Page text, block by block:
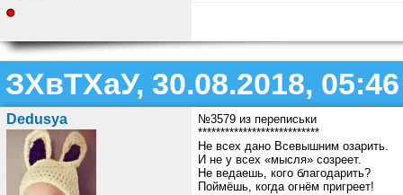
ЗХвТХаУ, 30.08.2018, 05:46
Dedusya
№3579 из переписьки
***************************
Не всех дано Всевышним озарить.
И не у всех «мысля» созреет.
Не ведаешь, кого благодарить?
Поймёшь, когда огнём пригреет!